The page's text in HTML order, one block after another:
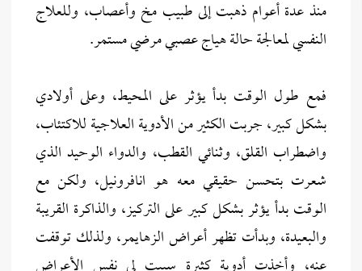
منذ عدة أعوام ذهبت إلى طبيب مخ وأعصاب، وللعلاج
النفسي لمعالجة حالة هياج عصبي مرضي مستمر.
فمع طول الوقت بدأ يؤثر على المحيط، وعلى أولادي
بشكل كبير، جربت الكثير من الأدوية العلاجية للاكتئاب،
واضطراب القلق، وثنائي القطب، والدواء الوحيد الذي
شعرت بتحسن حقيقي معه هو انافرونيل، ولكن مع
الوقت بدأ يؤثر بشكل كبير على التركيز، والذاكرة القريبة
والبعيدة، وبدأت تظهر أعراض الزهايمر، ولذلك توقفت